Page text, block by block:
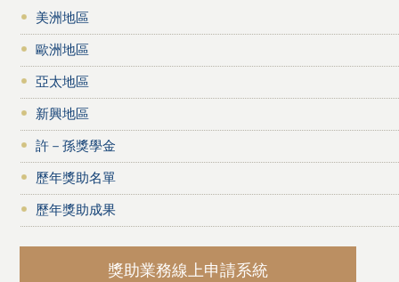
美洲地區
歐洲地區
亞太地區
新興地區
許－孫獎學金
歷年獎助名單
歷年獎助成果
獎助業務線上申請系統